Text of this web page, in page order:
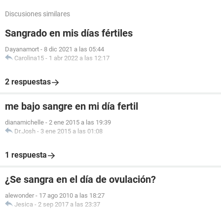
Discusiones similares
Sangrado en mis días fértiles
Dayanamort - 8 dic 2021 a las 05:44
Carolina15 - 1 abr 2022 a las 12:17
2 respuestas
me bajo sangre en mi día fertil
dianamichelle - 2 ene 2015 a las 19:39
Dr.Josh - 3 ene 2015 a las 01:08
1 respuesta
¿Se sangra en el día de ovulación?
alewonder - 17 ago 2010 a las 18:27
Jesica - 2 sep 2017 a las 23:37